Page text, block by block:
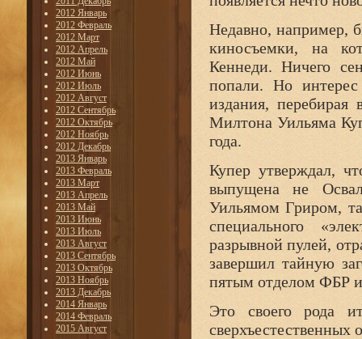
2012 Январь
2012 Февраль
2012 Март
2012 Апрель
2012 Май
2012 Июнь
2012 Июль
2012 Август
2012 Сентябрь
2012 Октябрь
2012 Ноябрь
2012 Декабрь
2013 Январь
2013 Февраль
2013 Март
2013 Апрель
2013 Май
2013 Июнь
2013 Июль
2013 Август
2013 Сентябрь
2013 Октябрь
2013 Ноябрь
2013 Декабрь
2014 Январь
2014 Февраль
2015 Август
Недавно, например,
киносъемки, на
Кеннеди. Ничего
попали. Но интерес
издания,
Милтона Уильяма
года.
Купер утверждал,
выпущена не
Уильямом Гриром,
специального
разрывной пулей,
завершил тайную
пятым отделом ФБР
Это своего рода
сверхъестественных